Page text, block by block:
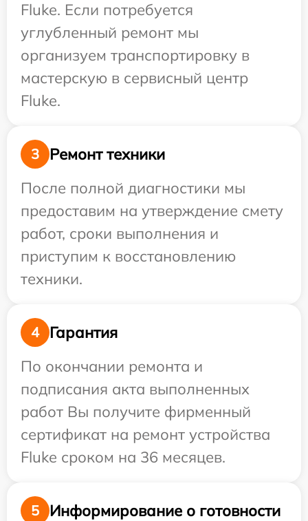
Fluke. Если потребуется
углубленный ремонт мы
организуем транспортировку в
мастерскую в сервисный центр
Fluke.
3
Ремонт техники
После полной диагностики мы
предоставим на утверждение смету
работ, сроки выполнения и
приступим к восстановлению
техники.
4
Гарантия
По окончании ремонта и
подписания акта выполненных
работ Вы получите фирменный
сертификат на ремонт устройства
Fluke сроком на 36 месяцев.
5
Информирование о готовности